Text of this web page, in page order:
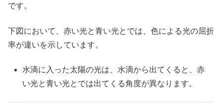
です。
下図において、赤い光と青い光とでは、色による光の屈折
率が違いを示しています。
水滴に入った太陽の光は、水滴から出てくると、赤
い光と青い光とでは出てくる角度が異なります。